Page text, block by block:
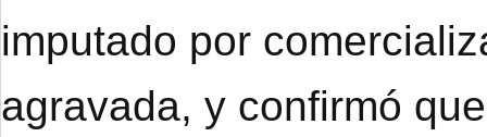
imputado por
agravada, y confirmó